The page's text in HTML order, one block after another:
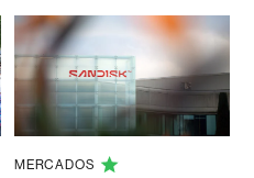
MERCADOS